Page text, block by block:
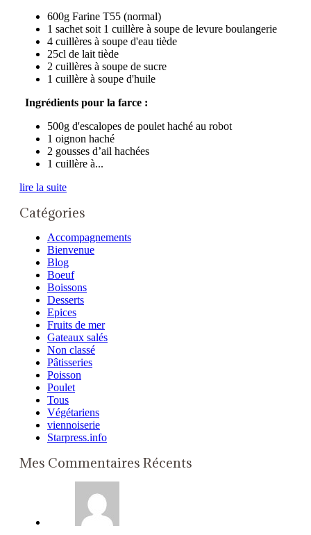
600g Farine T55 (normal)
1 sachet soit 1 cuillère à soupe de levure boulangerie
4 cuillères à soupe d'eau tiède
25cl de lait tiède
2 cuillères à soupe de sucre
1 cuillère à soupe d'huile
Ingrédients pour la farce :
500g d'escalopes de poulet haché au robot
1 oignon haché
2 gousses d’ail hachées
1 cuillère à...
lire la suite
Catégories
Accompagnements
Bienvenue
Blog
Boeuf
Boissons
Desserts
Epices
Fruits de mer
Gateaux salés
Non classé
Pâtisseries
Poisson
Poulet
Tous
Végétariens
viennoiserie
Starpress.info
Mes Commentaires Récents